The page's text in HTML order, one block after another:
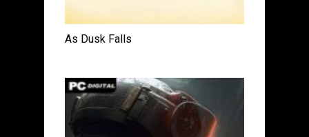
As Dusk Falls